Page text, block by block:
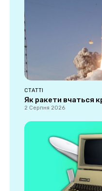
СТАТТІ
Як ракети вчаться
2 Серпня 2026